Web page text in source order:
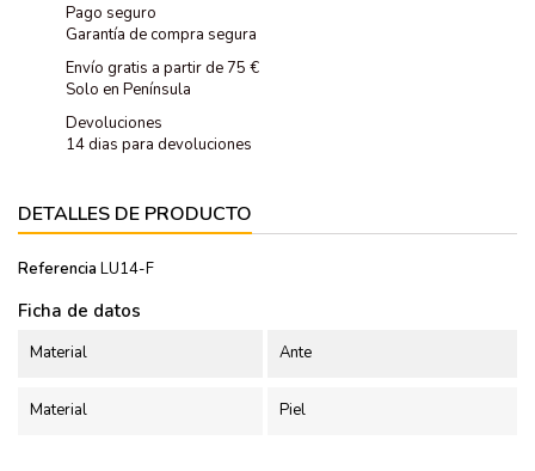
Pago seguro
Garantía de compra segura
Envío gratis a partir de 75 €
Solo en Península
Devoluciones
14 dias para devoluciones
DETALLES DE PRODUCTO
Referencia LU14-F
Ficha de datos
Material Ante
Material Piel